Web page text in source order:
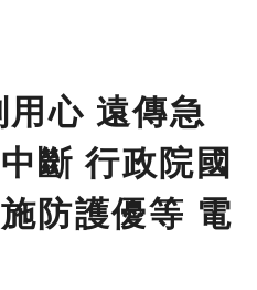
心 遠傳急
斷 行政院國
防護優等 電